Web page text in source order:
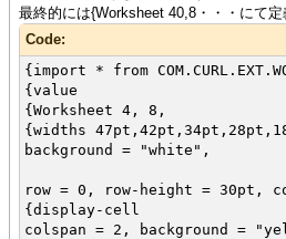
最終的には{Worksheet 40,8・・・にて定
Code:
{import * from
{value
{Worksheet 4, 8,
{widths
background = "white",
row = 0, row-height = 30pt,
{display-cell
colspan = 2, background =